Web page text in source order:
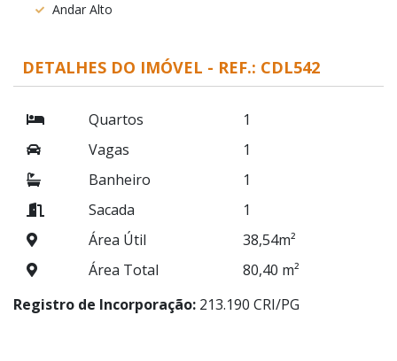
Andar Alto
DETALHES DO IMÓVEL - REF.: CDL542
Quartos
1
Vagas
1
Banheiro
1
Sacada
1
Área Útil
38,54m²
Área Total
80,40 m²
Registro de Incorporação: 213.190 CRI/PG